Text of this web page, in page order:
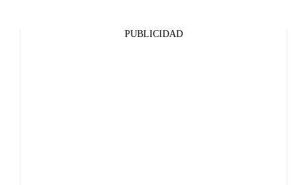
PUBLICIDAD